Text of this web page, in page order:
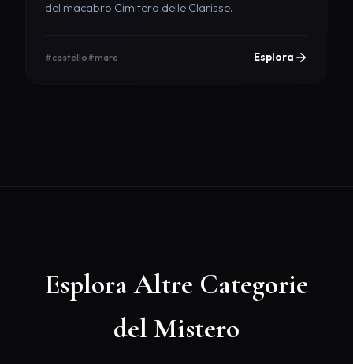
del macabro Cimitero delle Clarisse.
#castello#mare Esplora
Esplora Altre Categorie
del Mistero